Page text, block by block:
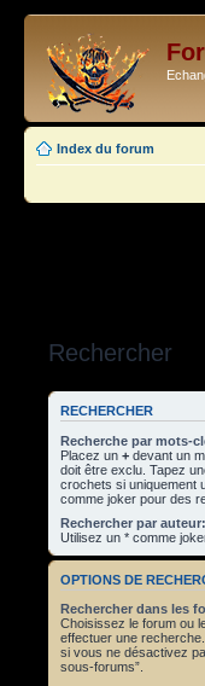
Index du forum
Rechercher
RECHERCHER
Recherche par mots-
Placez un + devant un
doit être exclu. Tapez
crochets si uniquement
comme joker pour des
Rechercher par auteur:
Utilisez un * comme
OPTIONS DE
Rechercher dans les
Choisissez le forum ou
effectuer une
si vous ne désactivez
sous-forums”.